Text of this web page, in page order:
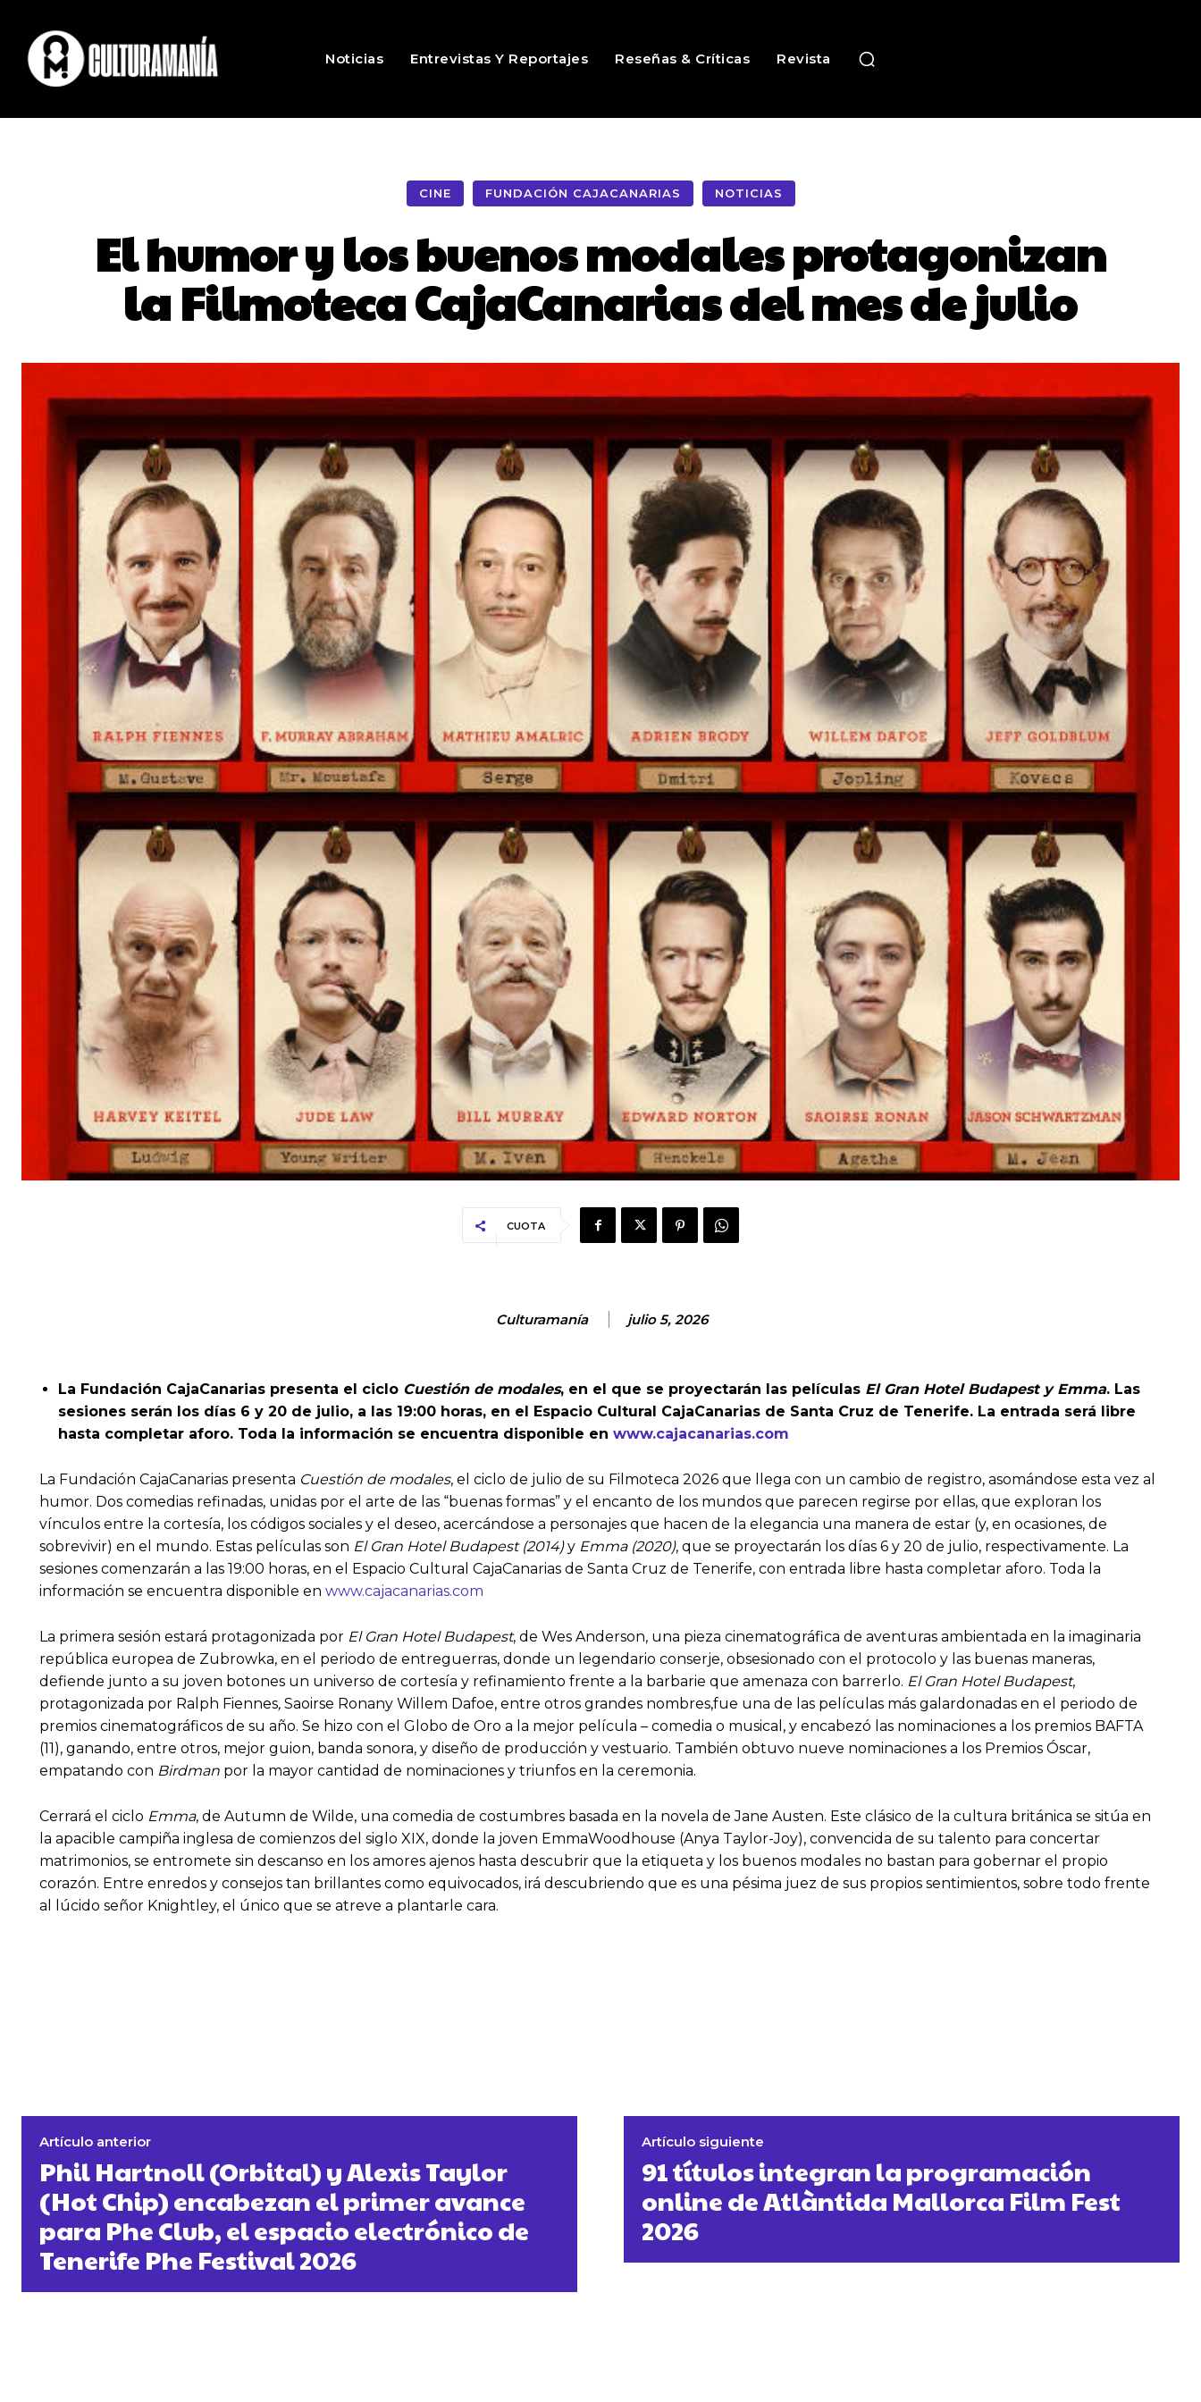
Noticias Entrevistas Y Reportajes Reseñas & Críticas Revista
CINE FUNDACIÓN CAJACANARIAS NOTICIAS
El humor y los buenos modales protagonizan
la Filmoteca CajaCanarias del mes de julio
CUOTA
Culturamanía julio 5, 2026
La Fundación CajaCanarias presenta el ciclo Cuestión de modales, en el que se proyectarán las películas El Gran Hotel Budapest y Emma. Las
sesiones serán los días 6 y 20 de julio, a las 19:00 horas, en el Espacio Cultural CajaCanarias de Santa Cruz de Tenerife. La entrada será libre
hasta completar aforo. Toda la información se encuentra disponible en www.cajacanarias.com
La Fundación CajaCanarias presenta Cuestión de modales, el ciclo de julio de su Filmoteca 2026 que llega con un cambio de registro, asomándose esta vez al
humor. Dos comedias refinadas, unidas por el arte de las “buenas formas” y el encanto de los mundos que parecen regirse por ellas, que exploran los
vínculos entre la cortesía, los códigos sociales y el deseo, acercándose a personajes que hacen de la elegancia una manera de estar (y, en ocasiones, de
sobrevivir) en el mundo. Estas películas son El Gran Hotel Budapest (2014)y Emma (2020), que se proyectarán los días 6 y 20 de julio, respectivamente. La
sesiones comenzarán a las 19:00 horas, en el Espacio Cultural CajaCanarias de Santa Cruz de Tenerife, con entrada libre hasta completar aforo. Toda la
información se encuentra disponible en www.cajacanarias.com
La primera sesión estará protagonizada por El Gran Hotel Budapest, de Wes Anderson, una pieza cinematográfica de aventuras ambientada en la imaginaria
república europea de Zubrowka, en el periodo de entreguerras, donde un legendario conserje, obsesionado con el protocolo y las buenas maneras,
defiende junto a su joven botones un universo de cortesía y refinamiento frente a la barbarie que amenaza con barrerlo. El Gran Hotel Budapest,
protagonizada por Ralph Fiennes, Saoirse Ronany Willem Dafoe, entre otros grandes nombres,fue una de las películas más galardonadas en el periodo de
premios cinematográficos de su año. Se hizo con el Globo de Oro a la mejor película – comedia o musical, y encabezó las nominaciones a los premios BAFTA
(11), ganando, entre otros, mejor guion, banda sonora, y diseño de producción y vestuario. También obtuvo nueve nominaciones a los Premios Óscar,
empatando con Birdman por la mayor cantidad de nominaciones y triunfos en la ceremonia.
Cerrará el ciclo Emma, de Autumn de Wilde, una comedia de costumbres basada en la novela de Jane Austen. Este clásico de la cultura británica se sitúa en
la apacible campiña inglesa de comienzos del siglo XIX, donde la joven EmmaWoodhouse (Anya Taylor-Joy), convencida de su talento para concertar
matrimonios, se entromete sin descanso en los amores ajenos hasta descubrir que la etiqueta y los buenos modales no bastan para gobernar el propio
corazón. Entre enredos y consejos tan brillantes como equivocados, irá descubriendo que es una pésima juez de sus propios sentimientos, sobre todo frente
al lúcido señor Knightley, el único que se atreve a plantarle cara.
Artículo anterior
Phil Hartnoll (Orbital) y Alexis Taylor
(Hot Chip) encabezan el primer avance
para Phe Club, el espacio electrónico de
Tenerife Phe Festival 2026
Artículo siguiente
91 títulos integran la programación
online de Atlàntida Mallorca Film Fest
2026